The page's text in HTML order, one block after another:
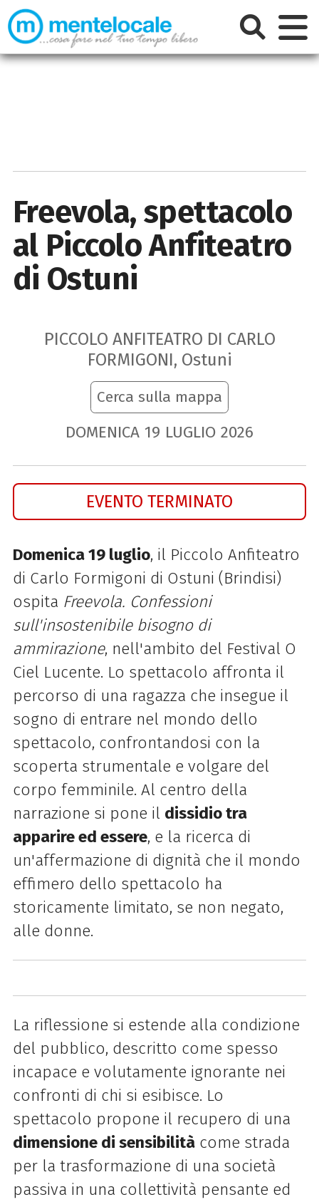
Freevola, spettacolo
al Piccolo Anfiteatro
di Ostuni
PICCOLO ANFITEATRO DI CARLO
FORMIGONI, Ostuni
Cerca sulla mappa
DOMENICA 19 LUGLIO 2026
EVENTO TERMINATO
Domenica 19 luglio, il Piccolo Anfiteatro
di Carlo Formigoni di Ostuni (Brindisi)
ospita Freevola. Confessioni
sull'insostenibile bisogno di
ammirazione, nell'ambito del Festival O
Ciel Lucente. Lo spettacolo affronta il
percorso di una ragazza che insegue il
sogno di entrare nel mondo dello
spettacolo, confrontandosi con la
scoperta strumentale e volgare del
corpo femminile. Al centro della
narrazione si pone il dissidio tra
apparire ed essere, e la ricerca di
un'affermazione di dignità che il mondo
effimero dello spettacolo ha
storicamente limitato, se non negato,
alle donne.
La riflessione si estende alla condizione
del pubblico, descritto come spesso
incapace e volutamente ignorante nei
confronti di chi si esibisce. Lo
spettacolo propone il recupero di una
dimensione di sensibilitàcome strada
per la trasformazione di una società
passiva in una collettività pensante ed